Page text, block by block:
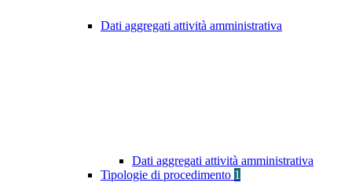
Dati aggregati attività amministrativa
Dati aggregati attività amministrativa
Tipologie di procedimento 1